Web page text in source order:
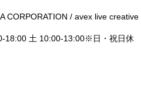
CORPORATION / avex live creative
18:00 土 10:00-13:00※日・祝日休